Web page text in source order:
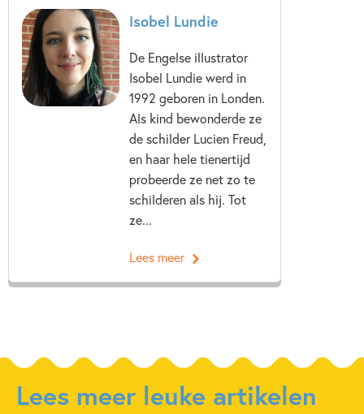
Isobel Lundie
De Engelse illustrator
Isobel Lundie werd in
1992 geboren in Londen.
Als kind bewonderde ze
de schilder Lucien Freud,
en haar hele tienertijd
probeerde ze net zo te
schilderen als hij. Tot
ze...
Lees meer
Lees meer leuke artikelen